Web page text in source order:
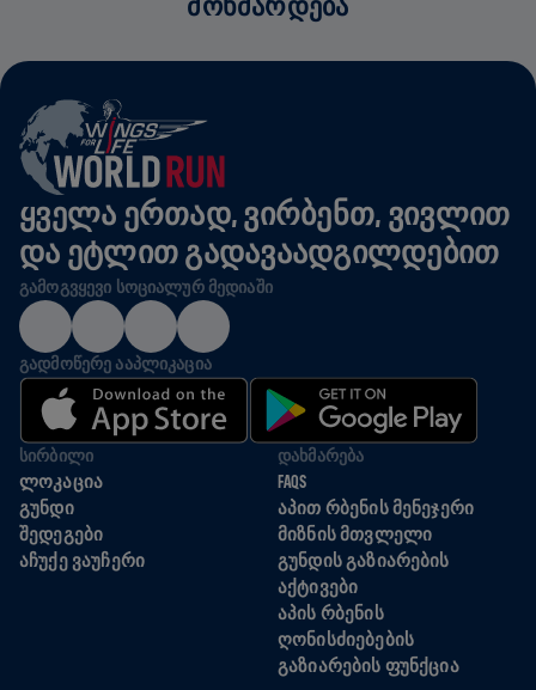
ᲛᲝᲮᲛᲐᲠᲓᲔᲑᲐ
ᲧᲕᲔᲚᲐ ᲔᲠᲗᲐᲓ, ᲕᲘᲠᲑᲔᲜᲗ, ᲕᲘᲕᲚᲘᲗ
ᲓᲐ ᲔᲢᲚᲘᲗ ᲒᲐᲓᲐᲕᲐᲐᲓᲒᲘᲚᲓᲔᲑᲘᲗ
ᲒᲐᲛᲝᲒᲕᲧᲔᲕᲘ ᲡᲝᲪᲘᲐᲚᲣᲠ ᲛᲔᲓᲘᲐᲨᲘ
ᲒᲐᲓᲛᲝᲬᲔᲠᲔ ᲐᲐᲞᲚᲘᲙᲐᲪᲘᲐ
ᲡᲘᲠᲑᲘᲚᲘ
ᲚᲝᲙᲐᲪᲘᲐ
ᲒᲣᲜᲓᲘ
ᲨᲔᲓᲔᲒᲔᲑᲘ
ᲐᲩᲣᲥᲔ ᲕᲐᲣᲩᲔᲠᲘ
ᲓᲐᲮᲛᲐᲠᲔᲑᲐ
FAQS
ᲐᲞᲘᲗ ᲠᲑᲔᲜᲘᲡ ᲛᲔᲜᲔᲯᲔᲠᲘ
ᲛᲘᲖᲜᲘᲡ ᲛᲗᲕᲚᲔᲚᲘ
ᲒᲣᲜᲓᲘᲡ ᲒᲐᲖᲘᲐᲠᲔᲑᲘᲡ
ᲐᲥᲢᲘᲕᲔᲑᲘ
ᲐᲞᲘᲡ ᲠᲑᲔᲜᲘᲡ
ᲦᲝᲜᲘᲡᲫᲘᲔᲑᲔᲑᲘᲡ
ᲒᲐᲖᲘᲐᲠᲔᲑᲘᲡ ᲤᲣᲜᲥᲪᲘᲐ